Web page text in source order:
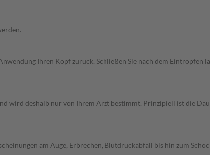
Ihren Kopf zurück. Schließen Sie nach dem Eintropfen
wird deshalb nur von Ihrem Arzt bestimmt. Prinzipiell ist die
am Auge, Erbrechen, Blutdruckabfall bis hin zum